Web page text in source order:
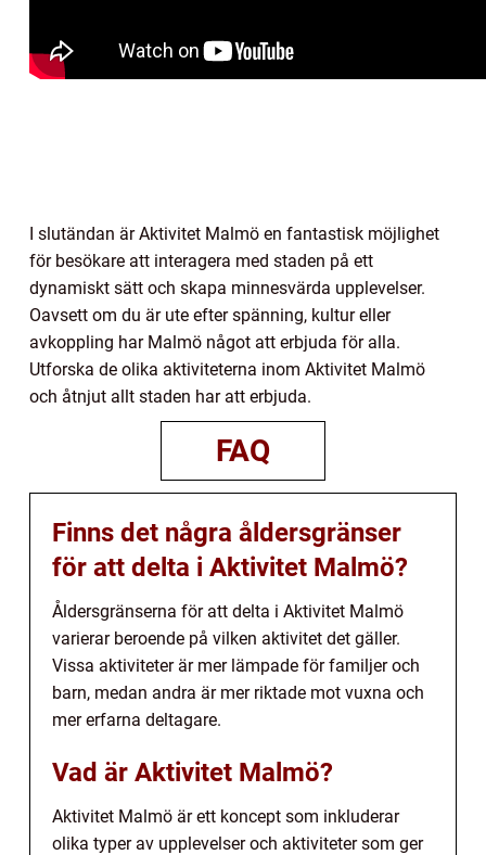
I slutändan är Aktivitet Malmö en fantastisk möjlighet
för besökare att interagera med staden på ett
dynamiskt sätt och skapa minnesvärda upplevelser.
Oavsett om du är ute efter spänning, kultur eller
avkoppling har Malmö något att erbjuda för alla.
Utforska de olika aktiviteterna inom Aktivitet Malmö
och åtnjut allt staden har att erbjuda.
FAQ
Finns det några åldersgränser
för att delta i Aktivitet Malmö?
Åldersgränserna för att delta i Aktivitet Malmö
varierar beroende på vilken aktivitet det gäller.
Vissa aktiviteter är mer lämpade för familjer och
barn, medan andra är mer riktade mot vuxna och
mer erfarna deltagare.
Vad är Aktivitet Malmö?
Aktivitet Malmö är ett koncept som inkluderar
olika typer av upplevelser och aktiviteter som ger